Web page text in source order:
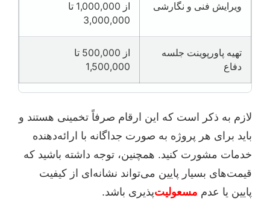
ویرایش فنی و نگارشی
از 1,000,000 تا
3,000,000
تهیه پاورپوینت جلسه
دفاع
از 500,000 تا
1,500,000
لازم به ذکر است که این ارقام صرفاً تخمینی هستند و
باید برای هر پروژه به صورت جداگانه با ارائه‌دهنده
خدمات مشورت کنید. همچنین، توجه داشته باشید که
قیمت‌های بسیار پایین می‌تواند نشانه‌ای از کیفیت
پایین یا عدم مسعولیت‌پذیری باشد.